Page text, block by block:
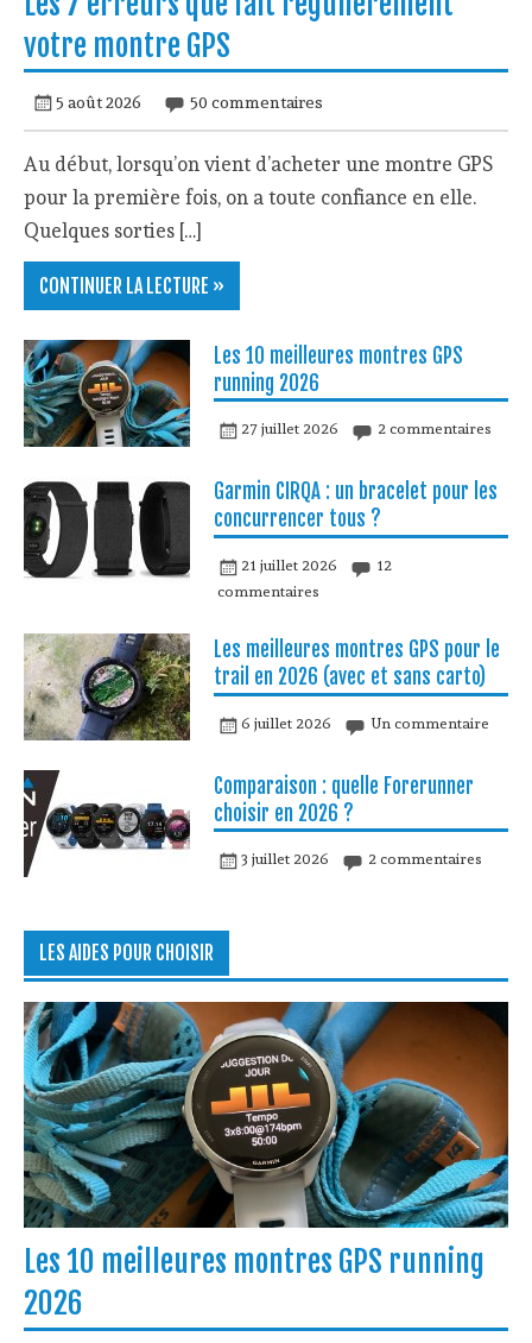
votre montre GPS
5 août 2026 50 commentaires
Au début, lorsqu’on vient d’acheter une montre GPS
pour la première fois, on a toute confiance en elle.
Quelques sorties […]
CONTINUER LA LECTURE »
Les 10 meilleures montres GPS
running 2026
27 juillet 2026 2 commentaires
Garmin CIRQA : un bracelet pour les
concurrencer tous ?
21 juillet 2026
12
commentaires
Les meilleures montres GPS pour le
trail en 2026 (avec et sans carto)
6 juillet 2026 Un commentaire
Comparaison : quelle Forerunner
choisir en 2026 ?
3 juillet 2026 2 commentaires
LES AIDES POUR CHOISIR
Les 10 meilleures montres GPS running
2026